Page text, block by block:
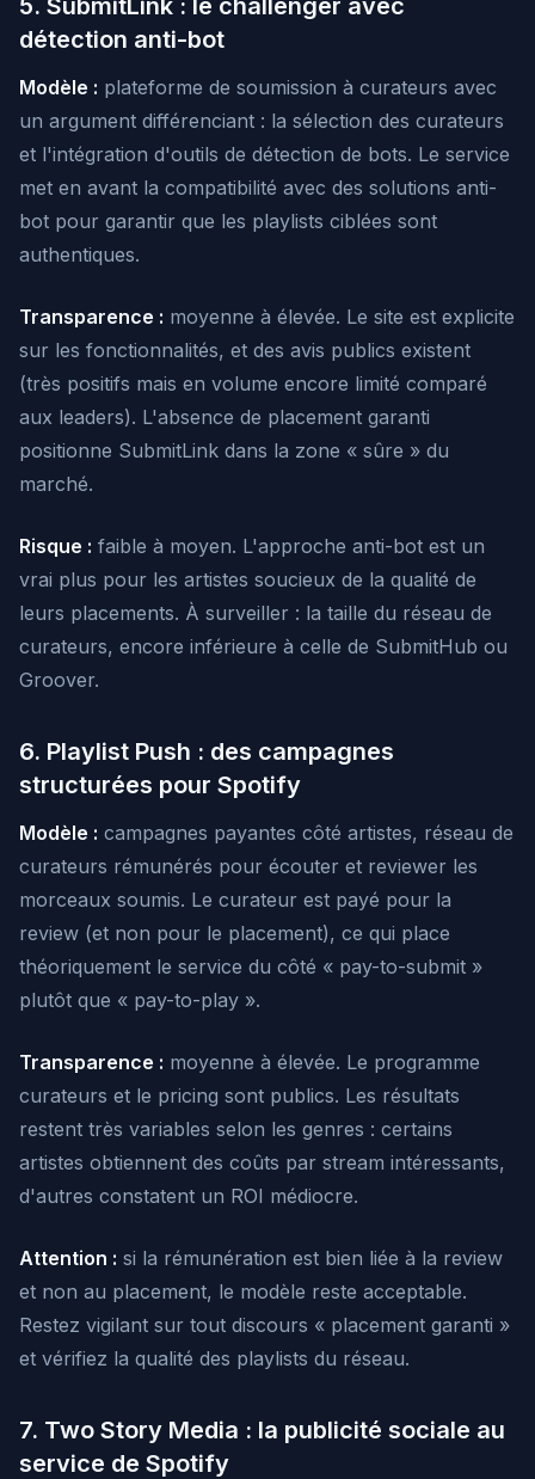
5. SubmitLink : le challenger avec
détection anti-bot
Modèle : plateforme de soumission à curateurs avec
un argument différenciant : la sélection des curateurs
et l'intégration d'outils de détection de bots. Le service
met en avant la compatibilité avec des solutions anti-
bot pour garantir que les playlists ciblées sont
authentiques.
Transparence : moyenne à élevée. Le site est explicite
sur les fonctionnalités, et des avis publics existent
(très positifs mais en volume encore limité comparé
aux leaders). L'absence de placement garanti
positionne SubmitLink dans la zone « sûre » du
marché.
Risque : faible à moyen. L'approche anti-bot est un
vrai plus pour les artistes soucieux de la qualité de
leurs placements. À surveiller : la taille du réseau de
curateurs, encore inférieure à celle de SubmitHub ou
Groover.
6. Playlist Push : des campagnes
structurées pour Spotify
Modèle : campagnes payantes côté artistes, réseau de
curateurs rémunérés pour écouter et reviewer les
morceaux soumis. Le curateur est payé pour la
review (et non pour le placement), ce qui place
théoriquement le service du côté « pay-to-submit »
plutôt que « pay-to-play ».
Transparence : moyenne à élevée. Le programme
curateurs et le pricing sont publics. Les résultats
restent très variables selon les genres : certains
artistes obtiennent des coûts par stream intéressants,
d'autres constatent un ROI médiocre.
Attention : si la rémunération est bien liée à la review
et non au placement, le modèle reste acceptable.
Restez vigilant sur tout discours « placement garanti »
et vérifiez la qualité des playlists du réseau.
7. Two Story Media : la publicité sociale au
service de Spotify